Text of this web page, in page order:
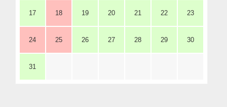
17 18 19 20 21 22 23
24 25 26 27 28 29 30
31